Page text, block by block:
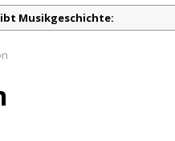
Musikgeschichte:
Single „Late Night
auf unvergessliche